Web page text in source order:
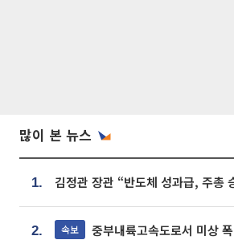
많이 본 뉴스
1.
2. 속보 중부내륙고속도로서 미상